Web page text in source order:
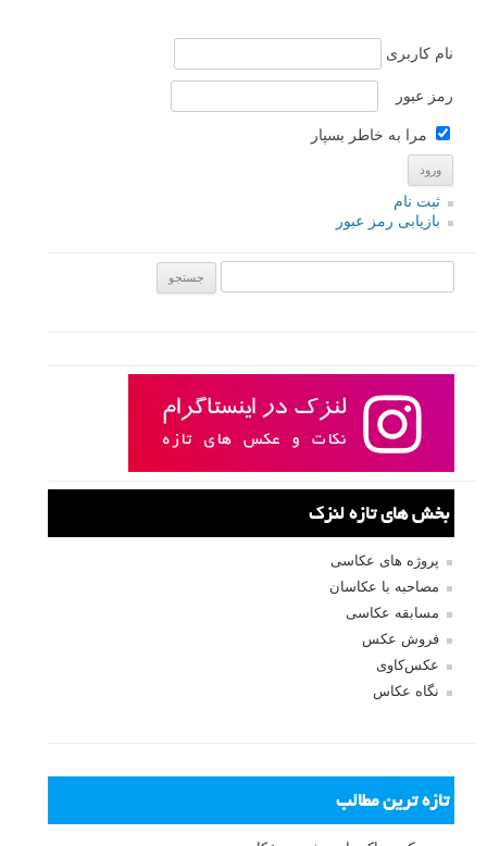
نام کاربری
رمز عبور
مرا به خاطر بسپار
ثبت نام
بازیابی رمز عبور
بخش های تازه لنزک
پروژه های عکاسی
مصاحبه با عکاسان
مسابقه عکاسی
فروش عکس
عکس‌کاوی
نگاه عکاس
تازه ترین مطالب